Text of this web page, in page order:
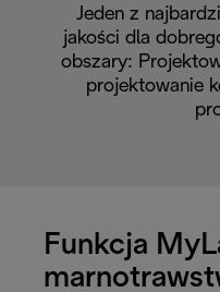
Jeden z
jakości dla
obszary:
projektowanie
Funkcja